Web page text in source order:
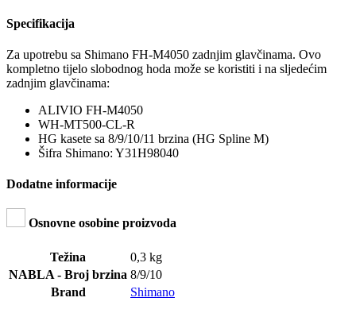
Specifikacija
Za upotrebu sa Shimano FH-M4050 zadnjim glavčinama. Ovo
kompletno tijelo slobodnog hoda može se koristiti i na sljedećim
zadnjim glavčinama:
ALIVIO FH-M4050
WH-MT500-CL-R
HG kasete sa 8/9/10/11 brzina (HG Spline M)
Šifra Shimano: Y31H98040
Dodatne informacije
Osnovne osobine proizvoda
Težina
0,3 kg
NABLA - Broj brzina 8/9/10
Brand
Shimano